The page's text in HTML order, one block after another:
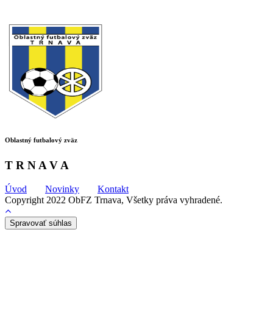
Oblastný futbalový zväz
T R N A V A
Úvod Novinky
Kontakt
Copyright 2022 ObFZ Trnava, Všetky práva vyhradené.
Spravovať súhlas